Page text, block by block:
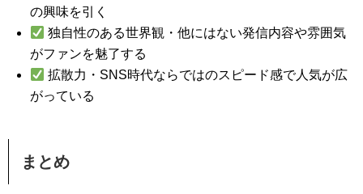
の興味を引く
独自性のある世界観・他にはない発信内容や雰囲気
がファンを魅了する
拡散力・SNS時代ならではのスピード感で人気が広
がっている
まとめ